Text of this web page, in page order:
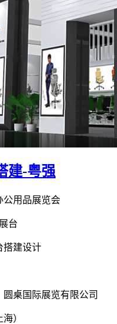
建-粤强
公用品展览会
台
搭建设计
圆桌国际展览有限公司
）